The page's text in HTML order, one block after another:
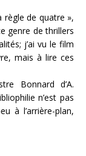
règle de quatre »,
genre de thrillers
j’ai vu le film
mais à lire ces
Bonnard d’A.
n’est pas
à l’arrière-plan,